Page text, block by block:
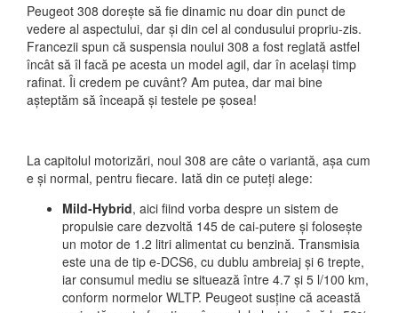
Peugeot 308 dorește să fie dinamic nu doar din punct de
vedere al aspectului, dar și din cel al condusului propriu-zis.
Francezii spun că suspensia noului 308 a fost reglată astfel
încât să îl facă pe acesta un model agil, dar în același timp
rafinat. Îi credem pe cuvânt? Am putea, dar mai bine
așteptăm să înceapă și testele pe șosea!
La capitolul motorizări, noul 308 are câte o variantă, așa cum
e și normal, pentru fiecare. Iată din ce puteți alege:
Mild-Hybrid, aici fiind vorba despre un sistem de
propulsie care dezvoltă 145 de cai-putere și folosește
un motor de 1.2 litri alimentat cu benzină. Transmisia
este una de tip e-DCS6, cu dublu ambreiaj și 6 trepte,
iar consumul mediu se situează între 4.7 și 5 l/100 km,
conform normelor WLTP. Peugeot susține că această